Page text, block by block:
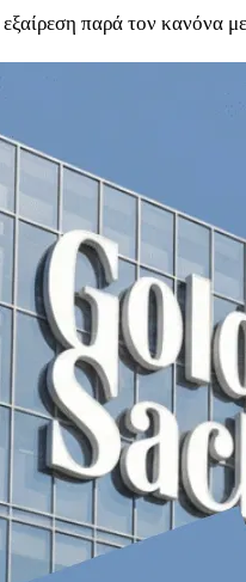
παρά τον κανόνα